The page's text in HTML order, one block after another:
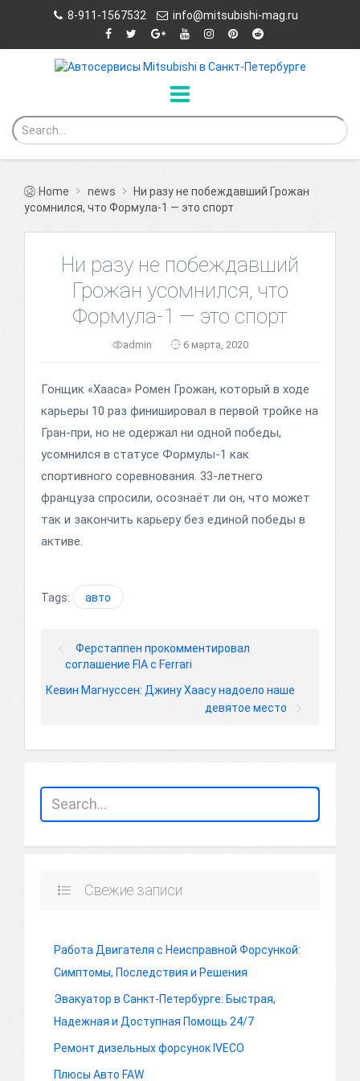
8-911-1567532 info@mitsubishi-mag.ru
Home news
Ни разу не побеждавший Грожан
усомнился, что Формула-1 — это спорт
Ни разу не побеждавший
Грожан усомнился, что
Формула-1 — это спорт
admin 6 марта, 2020
Гонщик «Хааса» Ромен Грожан, который в ходе
карьеры 10 раз финишировал в первой тройке на
Гран-при, но не одержал ни одной победы,
усомнился в статусе Формулы-1 как
спортивного соревнования. 33-летнего
француза спросили, осознаёт ли он, что может
так и закончить карьеру без единой победы в
активе.
Tags: авто
Ферстаппен прокомментировал
соглашение FIA с Ferrari
Кевин Магнуссен: Джину Хаасу надоело наше
девятое место
Свежие записи
Работа Двигателя с Неисправной Форсункой:
Симптомы, Последствия и Решения
Эвакуатор в Санкт-Петербурге: Быстрая,
Надежная и Доступная Помощь 24/7
Ремонт дизельных форсунок IVECO
Плюсы Авто FAW